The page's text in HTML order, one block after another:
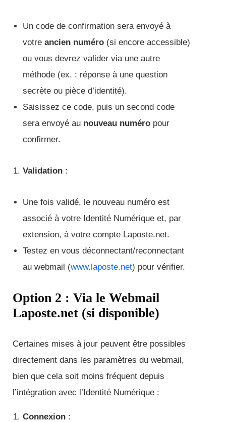
Un code de confirmation sera envoyé à
votre ancien numéro (si encore accessible)
ou vous devrez valider via une autre
méthode (ex. : réponse à une question
secrète ou pièce d’identité).
Saisissez ce code, puis un second code
sera envoyé au nouveau numéro pour
confirmer.
Validation :
Une fois validé, le nouveau numéro est
associé à votre Identité Numérique et, par
extension, à votre compte Laposte.net.
Testez en vous déconnectant/reconnectant
au webmail (www.laposte.net) pour vérifier.
Option 2 : Via le Webmail
Laposte.net (si disponible)
Certaines mises à jour peuvent être possibles
directement dans les paramètres du webmail,
bien que cela soit moins fréquent depuis
l’intégration avec l’Identité Numérique :
Connexion :